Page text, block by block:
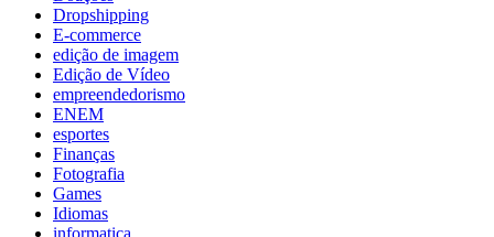
Dropshipping
E-commerce
edição de imagem
Edição de Vídeo
empreendedorismo
ENEM
esportes
Finanças
Fotografia
Games
Idiomas
informatica